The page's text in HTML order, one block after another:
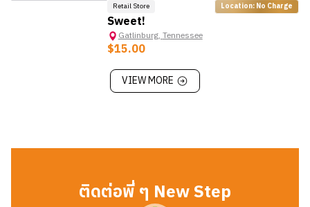
Retail Store Location: No Charge
Sweet!
Gatlinburg,Tennessee
$15.00
VIEW MORE
ติดต่อพี่ ๆ New Step